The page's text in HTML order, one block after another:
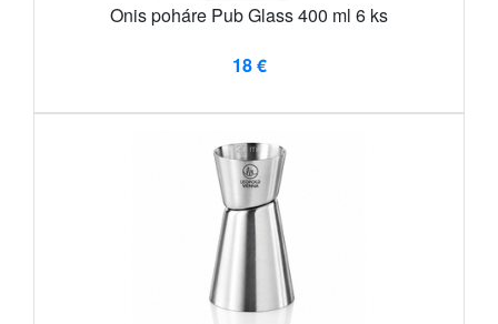
Onis poháre Pub Glass 400 ml 6 ks
18 €